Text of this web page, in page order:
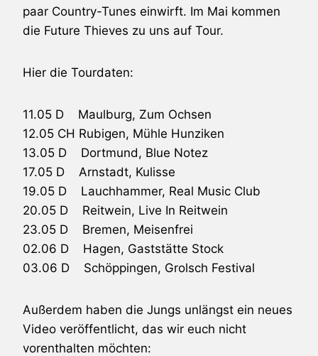
paar Country-Tunes einwirft. Im Mai kommen
die Future Thieves zu uns auf Tour.
Hier die Tourdaten:
11.05 D Maulburg, Zum Ochsen
12.05 CH Rubigen, Mühle Hunziken
13.05 D Dortmund, Blue Notez
17.05 D Arnstadt, Kulisse
19.05 D Lauchhammer, Real Music Club
20.05 D Reitwein, Live In Reitwein
23.05 D Bremen, Meisenfrei
02.06 D Hagen, Gaststätte Stock
03.06 D Schöppingen, Grolsch Festival
Außerdem haben die Jungs unlängst ein neues
Video veröffentlicht, das wir euch nicht
vorenthalten möchten: